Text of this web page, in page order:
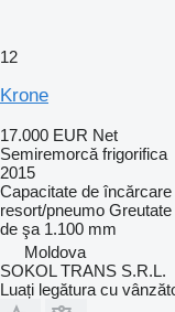
12
Krone
17.000 EUR Net
Semiremorcă frigorifica
2015
Capacitate de încărcare
resort/pneumo
de şa 1.100 mm
Moldova
SOKOL TRANS S.R.L.
Luați legătura cu